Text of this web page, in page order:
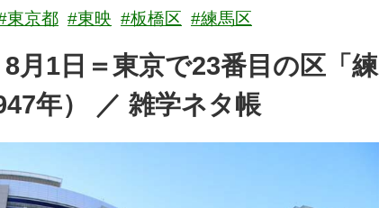
東京都 #東映 #板橋区 #練馬区
8月1日＝東京で23番目の区「練
年） ／ 雑学ネタ帳